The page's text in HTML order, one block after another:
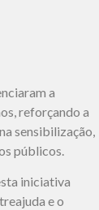
a
reforçando a
sensibilização,
públicos.
iniciativa
e o